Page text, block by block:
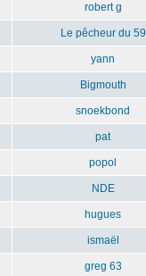
robert g
Le pêcheur du 59
yann
Bigmouth
snoekbond
pat
popol
NDE
hugues
ismaël
greg 63